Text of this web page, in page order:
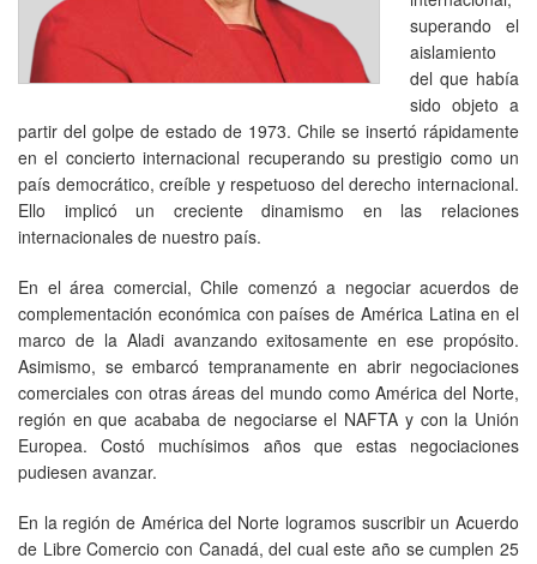
superando el
aislamiento
del que había
sido objeto a
partir del golpe de estado de 1973. Chile se insertó rápidamente
en el concierto internacional recuperando su prestigio como un
país democrático, creíble y respetuoso del derecho internacional.
Ello implicó un creciente dinamismo en las relaciones
internacionales de nuestro país.
En el área comercial, Chile comenzó a negociar acuerdos de
complementación económica con países de América Latina en el
marco de la Aladi avanzando exitosamente en ese propósito.
Asimismo, se embarcó tempranamente en abrir negociaciones
comerciales con otras áreas del mundo como América del Norte,
región en que acababa de negociarse el NAFTA y con la Unión
Europea. Costó muchísimos años que estas negociaciones
pudiesen avanzar.
En la región de América del Norte logramos suscribir un Acuerdo
de Libre Comercio con Canadá, del cual este año se cumplen 25